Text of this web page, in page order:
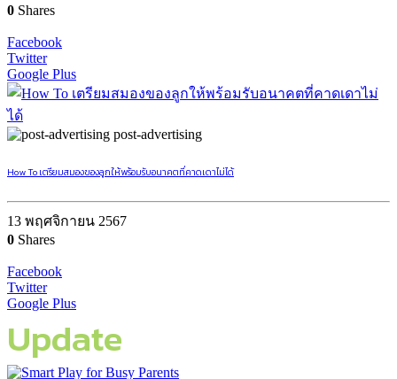
0 Shares
Facebook
Twitter
Google Plus
post-advertising
How To เตรียมสมองของลูกให้พร้อมรับอนาคตที่คาดเดาไม่ได้
13 พฤศจิกายน 2567
0 Shares
Facebook
Twitter
Google Plus
Update